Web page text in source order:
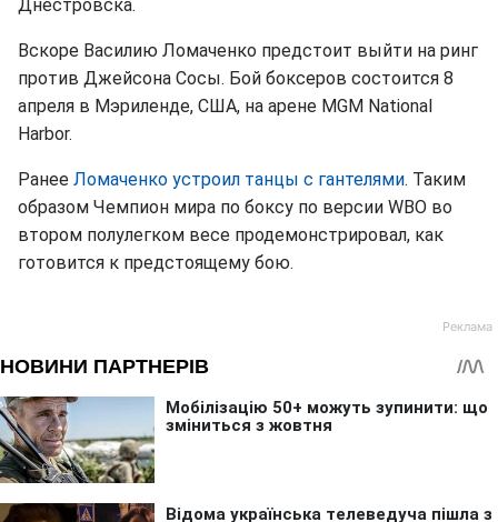
Днестровска.
Вскоре Василию Ломаченко предстоит выйти на ринг
против Джейсона Сосы. Бой боксеров состоится 8
апреля в Мэриленде, США, на арене MGM National
Harbor.
Ранее Ломаченко устроил танцы с гантелями. Таким
образом Чемпион мира по боксу по версии WBO во
втором полулегком весе продемонстрировал, как
готовится к предстоящему бою.